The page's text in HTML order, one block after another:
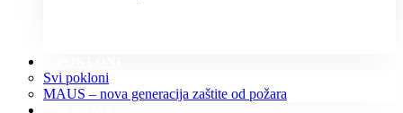
Svi pokloni
MAUS – nova generacija zaštite od požara